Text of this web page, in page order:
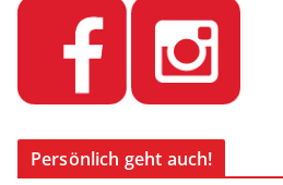
Persönlich geht auch!